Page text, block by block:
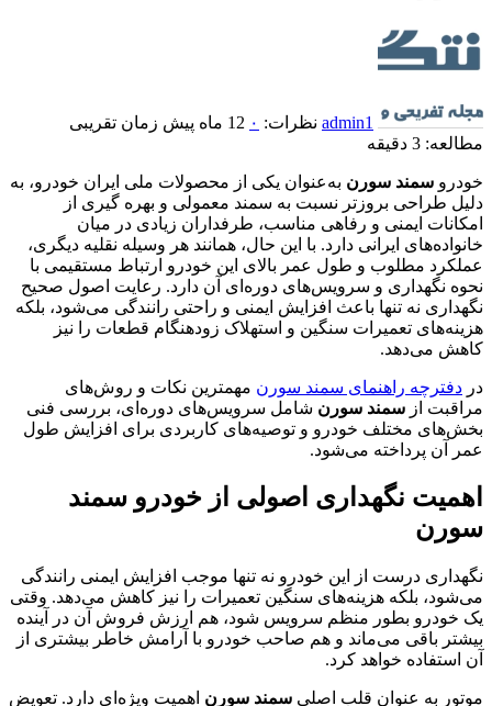
admin1 نظرات: ۰ 12 ماه پیش
زمان تقریبی
مطالعه: 3 دقیقه
خودرو سمند سورن به‌عنوان یکی از محصولات ملی ایران‌ خودرو، به
دلیل طراحی بروزتر نسبت به سمند معمولی و بهره‌ گیری از
امکانات ایمنی و رفاهی مناسب، طرفداران زیادی در میان
خانواده‌های ایرانی دارد. با این حال، همانند هر وسیله نقلیه دیگری،
عملکرد مطلوب و طول عمر بالای این خودرو ارتباط مستقیمی با
نحوه نگهداری و سرویس‌های دوره‌ای آن دارد. رعایت اصول صحیح
نگهداری نه تنها باعث افزایش ایمنی و راحتی رانندگی می‌شود، بلکه
هزینه‌های تعمیرات سنگین و استهلاک زودهنگام قطعات را نیز
کاهش می‌دهد.
در دفترچه راهنمای سمند سورن مهمترین نکات و روش‌های
مراقبت از سمند سورن شامل سرویس‌های دوره‌ای، بررسی فنی
بخش‌های مختلف خودرو و توصیه‌های کاربردی برای افزایش طول
عمر آن پرداخته می‌شود.
اهمیت نگهداری اصولی از خودرو سمند
سورن
نگهداری درست از این خودرو نه تنها موجب افزایش ایمنی رانندگی
می‌شود، بلکه هزینه‌های سنگین تعمیرات را نیز کاهش می‌دهد. وقتی
یک خودرو بطور منظم سرویس شود، هم ارزش فروش آن در آینده
بیشتر باقی می‌ماند و هم صاحب خودرو با آرامش خاطر بیشتری از
آن استفاده خواهد کرد.
موتور به عنوان قلب اصلی سمند سورن اهمیت ویژه‌ای دارد. تعویض